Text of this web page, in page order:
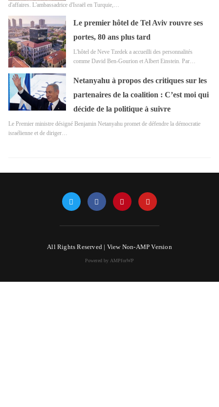
d'affaires. L'ambassadrice d'Israël en Turquie,…
Le premier hôtel de Tel Aviv rouvre ses
portes, 80 ans plus tard
L'hôtel de Neve Tzedek a accueilli des personnalités
comme David Ben-Gourion et Albert Einstein. Par…
Netanyahu à propos des critiques sur les
partenaires de la coalition : C’est moi qui
décide de la politique à suivre
Le Premier ministre désigné Benjamin Netanyahu promet de défendre la démocratie
israélienne et de diriger…
All Rights Reserved | View Non-AMP Version
Powered by AMPforWP